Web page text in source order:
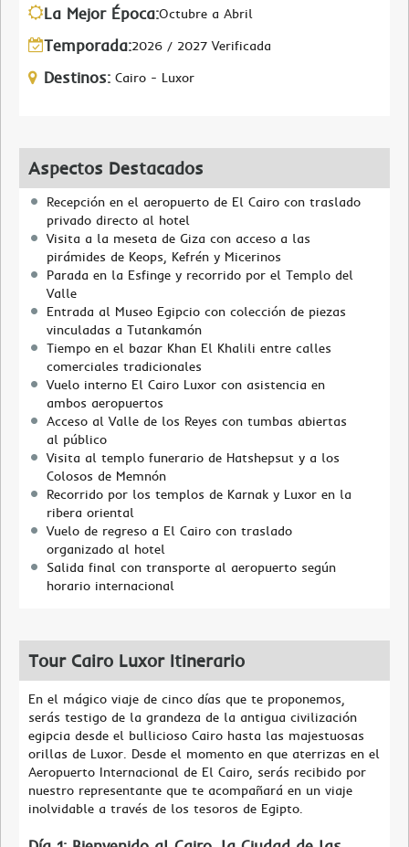
La Mejor Época:Octubre a Abril
Temporada:2026 / 2027 Verificada
Destinos: Cairo - Luxor
Aspectos Destacados
Recepción en el aeropuerto de El Cairo con traslado
privado directo al hotel
Visita a la meseta de Giza con acceso a las
pirámides de Keops, Kefrén y Micerinos
Parada en la Esfinge y recorrido por el Templo del
Valle
Entrada al Museo Egipcio con colección de piezas
vinculadas a Tutankamón
Tiempo en el bazar Khan El Khalili entre calles
comerciales tradicionales
Vuelo interno El Cairo Luxor con asistencia en
ambos aeropuertos
Acceso al Valle de los Reyes con tumbas abiertas
al público
Visita al templo funerario de Hatshepsut y a los
Colosos de Memnón
Recorrido por los templos de Karnak y Luxor en la
ribera oriental
Vuelo de regreso a El Cairo con traslado
organizado al hotel
Salida final con transporte al aeropuerto según
horario internacional
Tour Cairo Luxor Itinerario
En el mágico viaje de cinco días que te proponemos,
serás testigo de la grandeza de la antigua civilización
egipcia desde el bullicioso Cairo hasta las majestuosas
orillas de Luxor. Desde el momento en que aterrizas en el
Aeropuerto Internacional de El Cairo, serás recibido por
nuestro representante que te acompañará en un viaje
inolvidable a través de los tesoros de Egipto.